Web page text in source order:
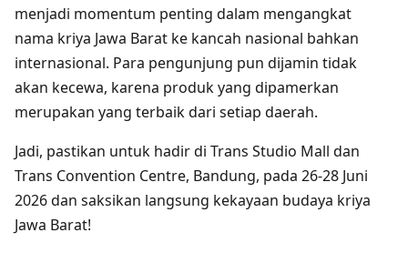
menjadi momentum penting dalam mengangkat
nama kriya Jawa Barat ke kancah nasional bahkan
internasional. Para pengunjung pun dijamin tidak
akan kecewa, karena produk yang dipamerkan
merupakan yang terbaik dari setiap daerah.
Jadi, pastikan untuk hadir di Trans Studio Mall dan
Trans Convention Centre, Bandung, pada 26-28 Juni
2026 dan saksikan langsung kekayaan budaya kriya
Jawa Barat!